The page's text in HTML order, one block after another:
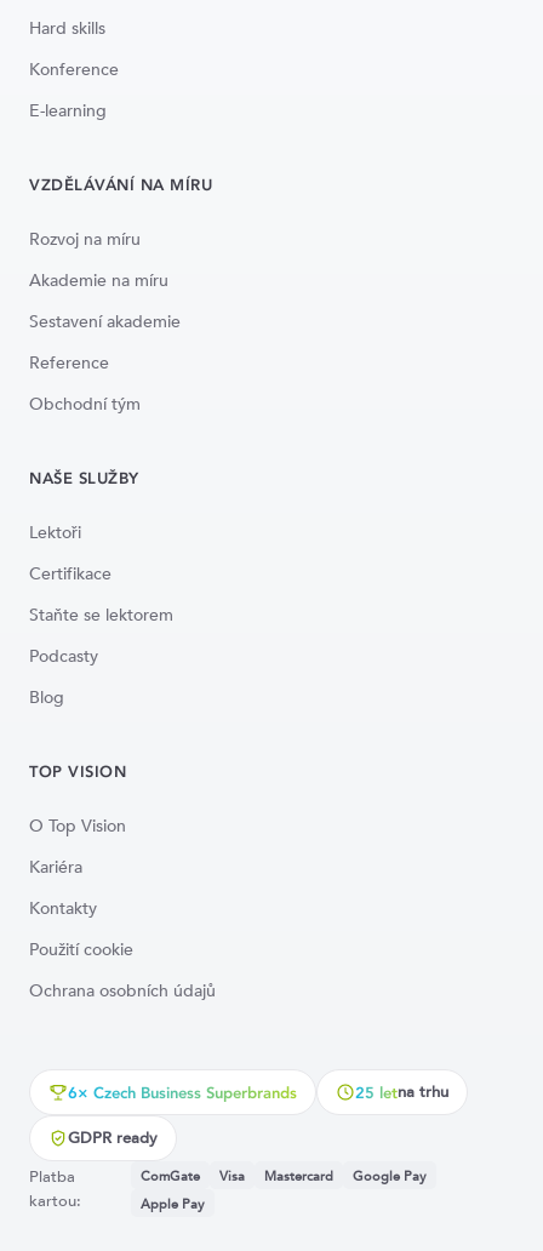
Hard skills
Konference
E-learning
VZDĚLÁVÁNÍ NA MÍRU
Rozvoj na míru
Akademie na míru
Sestavení akademie
Reference
Obchodní tým
NAŠE SLUŽBY
Lektoři
Certifikace
Staňte se lektorem
Podcasty
Blog
TOP VISION
O Top Vision
Kariéra
Kontakty
Použití cookie
Ochrana osobních údajů
6× Czech Business Superbrands 25 letna trhu
GDPR ready
Platba
kartou:
ComGate Visa Mastercard
Google Pay
Apple Pay